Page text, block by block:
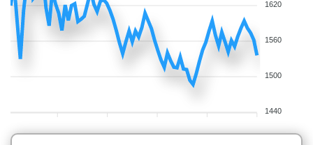
1620
1560
1500
1440